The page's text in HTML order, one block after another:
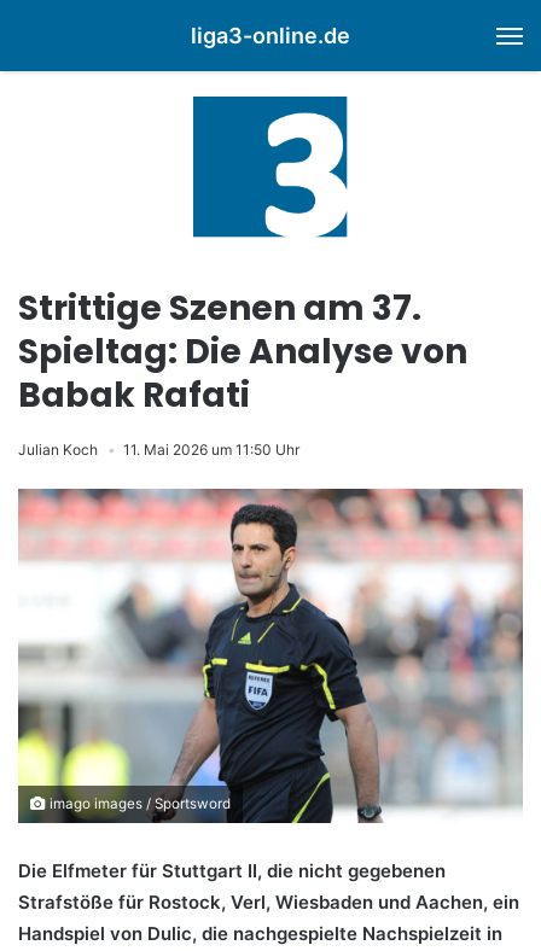
liga3-online.de
Strittige Szenen am 37.
Spieltag: Die Analyse von
Babak Rafati
Julian Koch 11. Mai 2026 um 11:50 Uhr
imago images / Sportsword
Die Elfmeter für Stuttgart II, die nicht gegebenen
Strafstöße für Rostock, Verl, Wiesbaden und Aachen, ein
Handspiel von Dulic, die nachgespielte Nachspielzeit in